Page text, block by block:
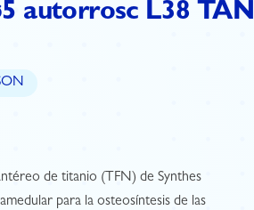
autorrosc L38 TAN
de titanio (TFN) de Synthes
para la osteosíntesis de las